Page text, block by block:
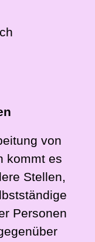
von
kommt es
Stellen,
Personen